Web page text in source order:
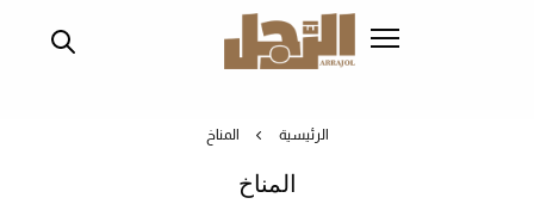
الرئيسية المناخ
المناخ